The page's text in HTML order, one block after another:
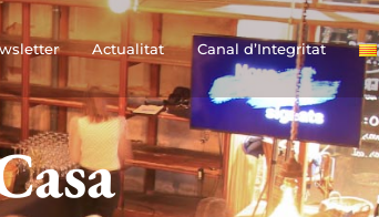
Actualitat Canal d’Integritat